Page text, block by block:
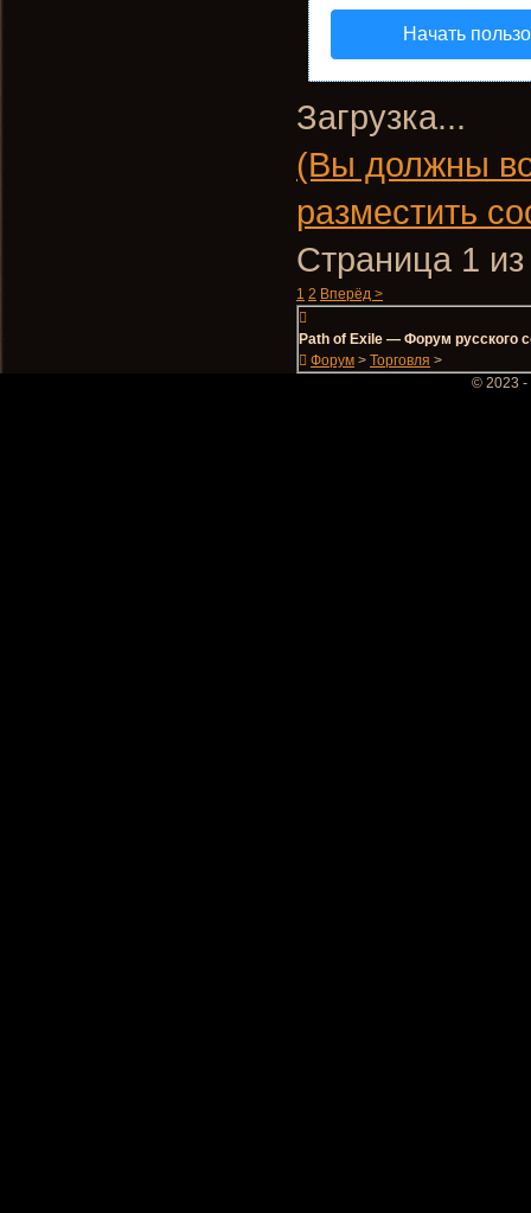
Начать
Загрузка...
(Вы должны
разместить
Страница 1
1 2 Вперёд >
Path of Exile — Форум русского
Форум > Торговля >
© 2023 -